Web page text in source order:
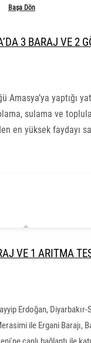
Başa Dön
3 BARAJ VE 2
yaptığı
sulama ve
en yüksek faydayı
VE 1 ARITMA
Erdoğan, Diyarbakır-
ile Ergani Barajı,